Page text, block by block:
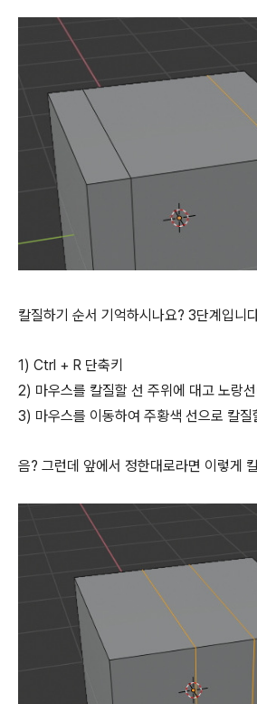
칼질하기 순서 기억하시나요? 3단계입니
1) Ctrl + R 단축키
2) 마우스를 칼질할 선 주위에 대고 노랑
3) 마우스를 이동하여 주황색 선으로 칼질
음? 그런데 앞에서 정한대로라면 이렇게